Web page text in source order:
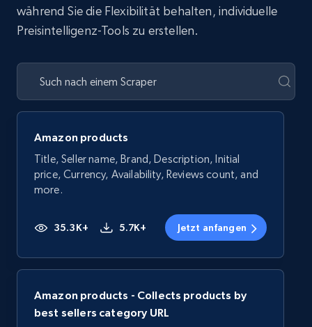
während Sie die Flexibilität behalten, individuelle
Preisintelligenz-Tools zu erstellen.
Amazon products
Title, Seller name, Brand, Description, Initial
price, Currency, Availability, Reviews count, and
more.
35.3K+ 5.7K+ Jetzt anfangen
Amazon products - Collects products by
best sellers category URL